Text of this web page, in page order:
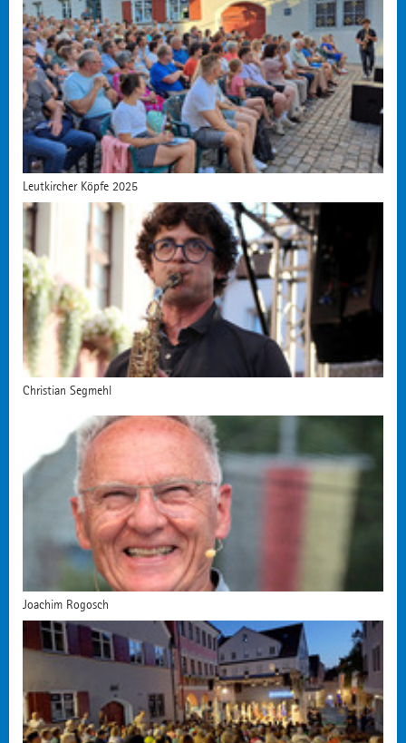
Leutkircher Köpfe 2025
Christian Segmehl
Joachim Rogosch